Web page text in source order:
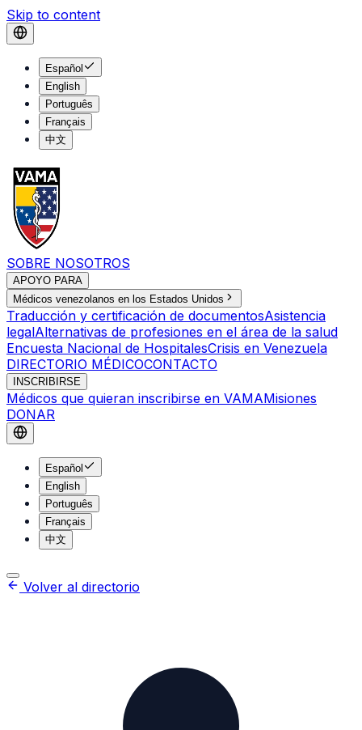
Skip to content
Español
English
Português
Français
中文
SOBRE NOSOTROS
APOYO PARA
Médicos venezolanos en los Estados Unidos
Traducción y certificación de documentosAsistencia
legalAlternativas de profesiones en el área de la salud
Encuesta Nacional de HospitalesCrisis en Venezuela
DIRECTORIO MÉDICOCONTACTO
INSCRIBIRSE
Médicos que quieran inscribirse en VAMAMisiones
DONAR
Español
English
Português
Français
中文
Volver al directorio